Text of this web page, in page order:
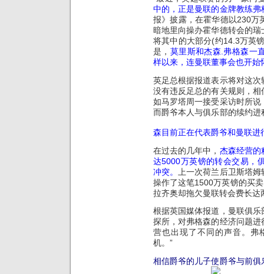
中的，正是曼联的金牌教练
报》披露，在霍华德以230万
暗地里向操办霍华德转会的
将其中的大部分(约14.3万英
是， 莫里斯和杰森.弗格森一
样以来，连曼联董事会也开
英足总根据报道表示将对这
没有违反足总的有关规则，
如马罗塔周一接受采访时所
而爵爷本人与俱乐部的续约进
森目前正在代表爵爷和曼联进
在过去的几年中， 杰森经营的
达5000万英镑的转会交易，
冲突。
上一次荷兰后卫斯塔
操作了这笔1500万英镑的买
拉齐奥却拖欠曼联转会费长达
根据英国媒体报道，曼联俱
探所，对弗格森的经济问题
营也出现了不同的声音。弗
机。”
相信爵爷的儿子使爵爷与前